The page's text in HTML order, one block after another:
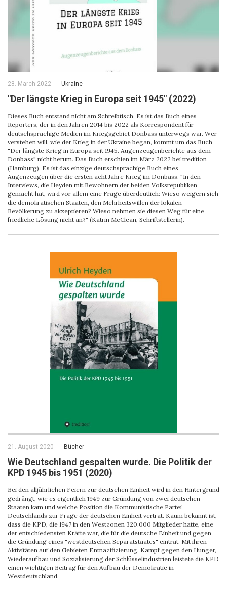
28. March 2022 Ukraine
"Der längste Krieg in Europa seit 1945" (2022)
Dieses Buch entstand nicht am Schreibtisch. Es ist das Buch eines
Reporters, der in den Jahren 2014 bis 2022 als Korrespondent für
deutschsprachige Medien im Kriegsgebiet Donbass unterwegs war. Wer
verstehen will, wie der Krieg in der Ukraine began, kommt um das Buch
"Der längste Krieg in Europa seit 1945. Augenzeugenberichte aus dem
Donbass" nicht herum. Das Buch erschien im März 2022 bei tredition
(Hamburg). Es ist das einzige deutschsprachige Buch eines
Augenzeugen über die ersten acht Jahre Krieg im Donbass. "In den
Interviews, die Heyden mit Bewohnern der beiden Volksrepubliken
gemacht hat, wird vor allem eine Frage überdeutlich: Wieso weigern sich
die demokratischen Staaten, den Mehrheitswillen der lokalen
Bevölkerung zu akzeptieren? Wieso nehmen sie diesen Weg für eine
friedliche Lösung nicht an?" (Katrin McClean, Schriftstellerin).
21. August 2020 Bücher
Wie Deutschland gespalten wurde. Die Politik der
KPD 1945 bis 1951 (2020)
Bei den alljährlichen Feiern zur deutschen Einheit wird in den Hintergrund
gedrängt, wie es eigentlich 1949 zur Gründung von zwei deutschen
Staaten kam und welche Position die Kommunistische Partei
Deutschlands zur Frage der deutschen Einheit vertrat. Kaum bekannt ist,
dass die KPD, die 1947 in den Westzonen 320.000 Mitglieder hatte, eine
der entschiedensten Kräfte war, die für die deutsche Einheit und gegen
die Gründung eines "westdeutschen Separatstaates" eintrat. Mit ihren
Aktivitäten auf den Gebieten Entnazifizierung, Kampf gegen den Hunger,
Wiederaufbau und Sozialisierung der Schlüsselindustrien leistete die KPD
einen wichtigen Beitrag für den Aufbau der Demokratie in
Westdeutschland.